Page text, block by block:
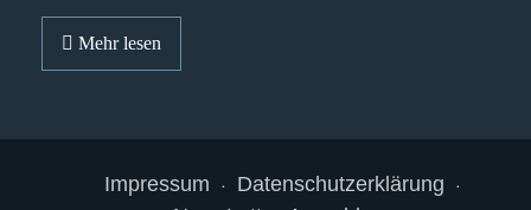
Mehr lesen
Impressum
Datenschutzerklärung